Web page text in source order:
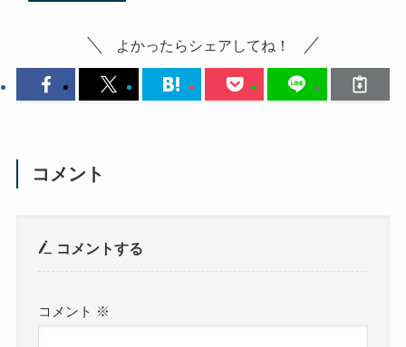
よかったらシェアしてね！
コメント
コメントする
コメント ※